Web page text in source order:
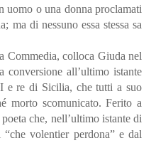
uomo o una donna proclamati
ma di nessuno essa stessa sa
Commedia, colloca Giuda nel
conversione all’ultimo istante
re di Sicilia, che tutti a suo
morto scomunicato. Ferito a
che, nell’ultimo istante di
volentier perdona” e dal